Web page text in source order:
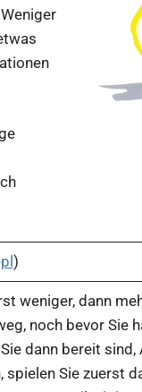
)
weniger, dann
noch bevor Sie
dann bereit sind,
spielen Sie zuerst